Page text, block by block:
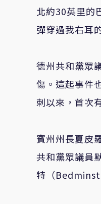
北約30英里的
彈穿過我右耳
德州共和黨眾
傷。這起事件
刺以來，首次
賓州州長夏皮
共和黨眾議員
特（